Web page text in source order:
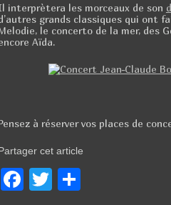
interprètera les morceaux de son
grands classiques qui ont
le concerto de la mer, des
Aïda.
à réserver vos places de
cet article
F T P